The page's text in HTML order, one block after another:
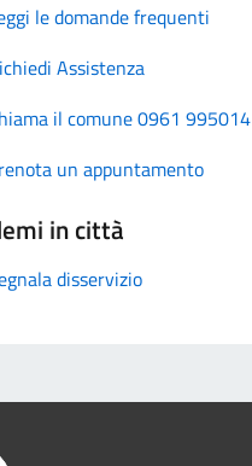
le domande frequenti
Assistenza
il comune 0961 995014
un appuntamento
in città
disservizio